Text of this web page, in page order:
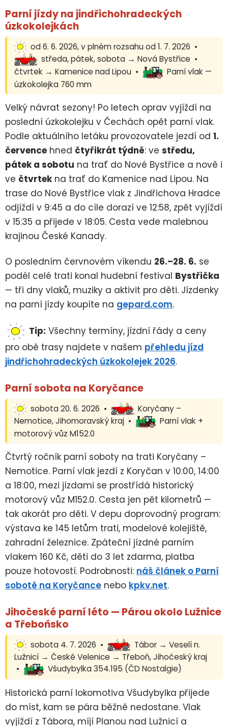
Parní jízdy na jindřichohradeckých
úzkokolejkách
od 6. 6. 2026, v plném rozsahu od 1. 7. 2026 •
středa, pátek, sobota → Nová Bystřice •
čtvrtek → Kamenice nad Lipou •
Parní vlak —
úzkokolejka 760 mm
Velký návrat sezony! Po letech oprav vyjíždí na
poslední úzkokolejku v Čechách opět parní vlak.
Podle aktuálního letáku provozovatele jezdí od 1.
července hned čtyřikrát týdně: ve středu,
pátek a sobotu na trať do Nové Bystřice a nově i
ve čtvrtekna trať do Kamenice nad Lipou. Na
trase do Nové Bystřice vlak z Jindřichova Hradce
odjíždí v 9:45 a do cíle dorazí ve 12:58, zpět vyjíždí
v 15:35 a přijede v 18:05. Cesta vede malebnou
krajinou České Kanady.
O posledním červnovém víkendu 26.–28. 6. se
podél celé trati konal hudební festival Bystřička
— tři dny vlaků, muziky a aktivit pro děti. Jízdenky
na parní jízdy koupíte na gepard.com.
Tip: Všechny termíny, jízdní řády a ceny
pro obě trasy najdete v našem přehledu jízd
jindřichohradeckých úzkokolejek 2026.
Parní sobota na Koryčance
sobota 20. 6. 2026 •
Koryčany –
Nemotice, Jihomoravský kraj •
Parní vlak +
motorový vůz M152.0
Čtvrtý ročník parní soboty na trati Koryčany –
Nemotice. Parní vlak jezdí z Koryčan v 10:00, 14:00
a 18:00, mezi jízdami se prostřídá historický
motorový vůz M152.0. Cesta jen pět kilometrů —
tak akorát pro děti. V depu doprovodný program:
výstava ke 145 letům trati, modelové kolejiště,
zahradní železnice. Zpáteční jízdné parním
vlakem 160 Kč, děti do 3 let zdarma, platba
pouze hotovostí. Podrobnosti: náš článek o Parní
sobotě na Koryčance nebo kpkv.net.
Jihočeské parní léto — Párou okolo Lužnice
a Třeboňsko
sobota 4. 7. 2026 •
Tábor → Veselí n.
Lužnicí → České Velenice → Třeboň, Jihočeský kraj
•
Všudybylka 354.195 (ČD Nostalgie)
Historická parní lokomotiva Všudybylka přijede
do míst, kam se pára běžně nedostane. Vlak
vyjíždí z Tábora, míjí Planou nad Lužnicí a